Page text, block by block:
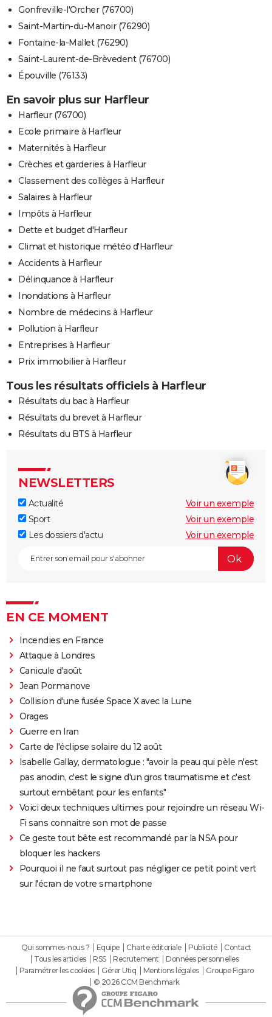
Gonfreville-l'Orcher (76700)
Saint-Martin-du-Manoir (76290)
Fontaine-la-Mallet (76290)
Saint-Laurent-de-Brèvedent (76700)
Épouville (76133)
En savoir plus sur Harfleur
Harfleur (76700)
Ecole primaire à Harfleur
Maternités à Harfleur
Crèches et garderies à Harfleur
Classement des collèges à Harfleur
Salaires à Harfleur
Impôts à Harfleur
Dette et budget d'Harfleur
Climat et historique météo d'Harfleur
Accidents à Harfleur
Délinquance à Harfleur
Inondations à Harfleur
Nombre de médecins à Harfleur
Pollution à Harfleur
Entreprises à Harfleur
Prix immobilier à Harfleur
Tous les résultats officiels à Harfleur
Résultats du bac à Harfleur
Résultats du brevet à Harfleur
Résultats du BTS à Harfleur
NEWSLETTERS
Actualité
Voir un exemple
Sport
Voir un exemple
Les dossiers d'actu
Voir un exemple
EN CE MOMENT
Incendies en France
Attaque à Londres
Canicule d'août
Jean Pormanove
Collision d'une fusée Space X avec la Lune
Orages
Guerre en Iran
Carte de l'éclipse solaire du 12 août
Isabelle Gallay, dermatologue : "avoir la peau qui pèle n'est
pas anodin, c'est le signe d'un gros traumatisme et c'est
surtout embêtant pour les enfants"
Voici deux techniques ultimes pour rejoindre un réseau Wi-
Fi sans connaitre son mot de passe
Ce geste tout bête est recommandé par la NSA pour
bloquer les hackers
Pourquoi il ne faut surtout pas négliger ce petit point vert
sur l'écran de votre smartphone
Qui sommes-nous ? Equipe Charte éditoriale Publicité
Contact
Tous les articles
RSS Recrutement
Données personnelles
Paramétrer les cookies
Gérer Utiq Mentions légales
Groupe Figaro
© 2026 CCM Benchmark